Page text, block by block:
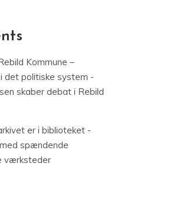
Kommune –
det politiske system -
skaber debat i Rebild
er i biblioteket -
spændende
værksteder